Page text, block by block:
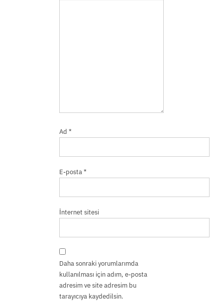
Ad *
E-posta*
İnternet sitesi
Daha sonraki yorumlarımda
kullanılması için adım, e-posta
adresim ve site adresim bu
tarayıcıya kaydedilsin.